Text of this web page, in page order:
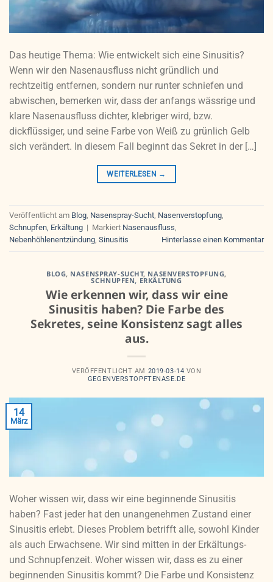
Das heutige Thema: Wie entwickelt sich eine Sinusitis?
Wenn wir den Nasenausfluss nicht gründlich und
rechtzeitig entfernen, sondern nur runter schniefen und
abwischen, bemerken wir, dass der anfangs wässrige und
klare Nasenausfluss dichter, klebriger wird, bzw.
dickflüssiger, und seine Farbe von Weiß zu grünlich Gelb
sich verändert. In diesem Fall beginnt das Sekret in der […]
WEITERLESEN →
Veröffentlicht am Blog, Nasenspray-Sucht, Nasenverstopfung,
Schnupfen, Erkältung | Markiert Nasenausfluss,
Nebenhöhlenentzündung, Sinusitis Hinterlasse einen Kommentar
BLOG, NASENSPRAY-SUCHT, NASENVERSTOPFUNG,
SCHNUPFEN, ERKÄLTUNG
Wie erkennen wir, dass wir eine
Sinusitis haben? Die Farbe des
Sekretes, seine Konsistenz sagt alles
aus.
VERÖFFENTLICHT AM 2019-03-14 VON
GEGENVERSTOPFTENASE.DE
14
März
Woher wissen wir, dass wir eine beginnende Sinusitis
haben? Fast jeder hat den unangenehmen Zustand einer
Sinusitis erlebt. Dieses Problem betrifft alle, sowohl Kinder
als auch Erwachsene. Wir sind mitten in der Erkältungs-
und Schnupfenzeit. Woher wissen wir, dass es zu einer
beginnenden Sinusitis kommt? Die Farbe und Konsistenz